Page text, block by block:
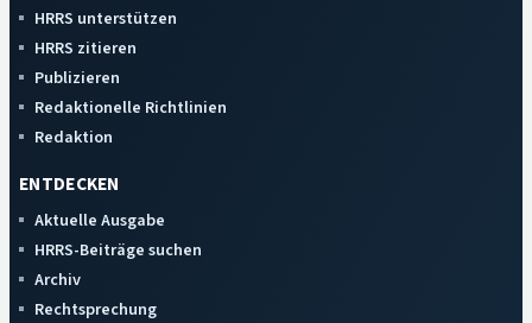
HRRS unterstützen
HRRS zitieren
Publizieren
Redaktionelle Richtlinien
Redaktion
ENTDECKEN
Aktuelle Ausgabe
HRRS-Beiträge suchen
Archiv
Rechtsprechung